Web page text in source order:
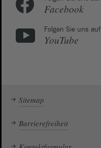
Facebook
Folgen Sie uns auf
YouTube
Sitemap
Barrierefreiheit